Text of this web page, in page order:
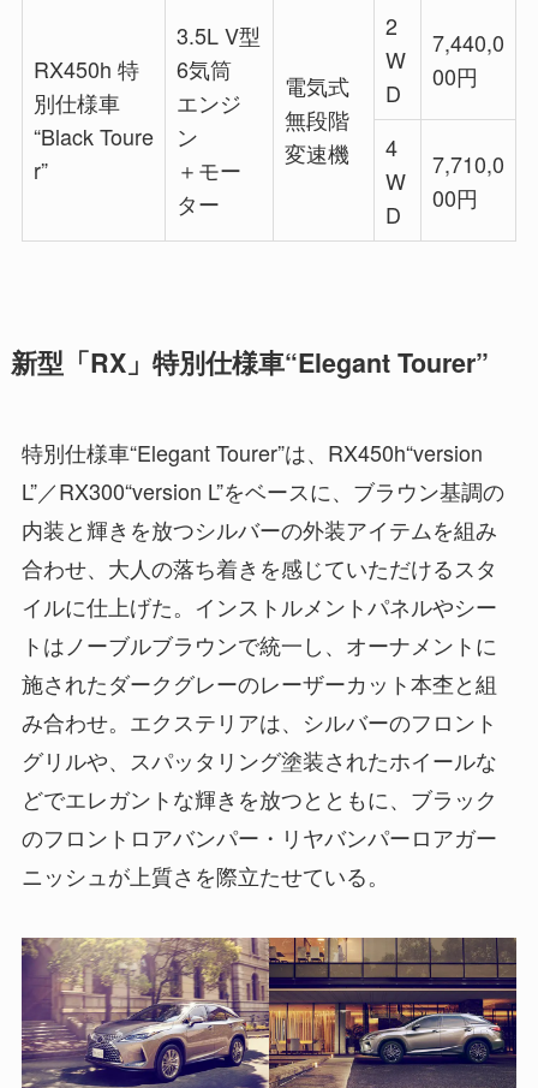
RX450h 特
別仕様車
“Black Toure
r”
3.5L V型
6気筒
エンジ
ン
＋モー
ター
電気式
無段階
変速機
2
W
D
7,440,0
00円
4
W
D
7,710,0
00円
新型「RX」特別仕様車“Elegant Tourer”
特別仕様車“Elegant Tourer”は、RX450h“version
L”／RX300“version L”をベースに、ブラウン基調の
内装と輝きを放つシルバーの外装アイテムを組み
合わせ、大人の落ち着きを感じていただけるスタ
イルに仕上げた。インストルメントパネルやシー
トはノーブルブラウンで統一し、オーナメントに
施されたダークグレーのレーザーカット本杢と組
み合わせ。エクステリアは、シルバーのフロント
グリルや、スパッタリング塗装されたホイールな
どでエレガントな輝きを放つとともに、ブラック
のフロントロアバンパー・リヤバンパーロアガー
ニッシュが上質さを際立たせている。